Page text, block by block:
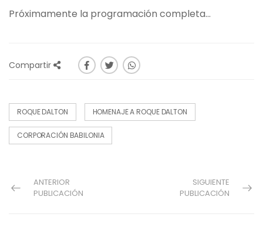
Próximamente la programación completa...
Compartir
ROQUE DALTON HOMENAJE A ROQUE DALTON
CORPORACIÓN BABILONIA
ANTERIOR
PUBLICACIÓN
SIGUIENTE
PUBLICACIÓN